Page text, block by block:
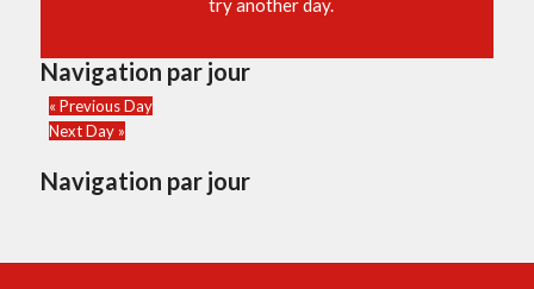
try another day.
Navigation par jour
« Previous Day
Next Day »
Navigation par jour